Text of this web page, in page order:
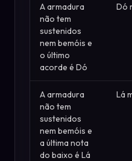
A armadura
não tem
sustenidos
nem bemóis e
o último
acorde é Dó
Dó
A armadura
não tem
sustenidos
nem bemóis e
a última nota
do baixo é Lá
Lá